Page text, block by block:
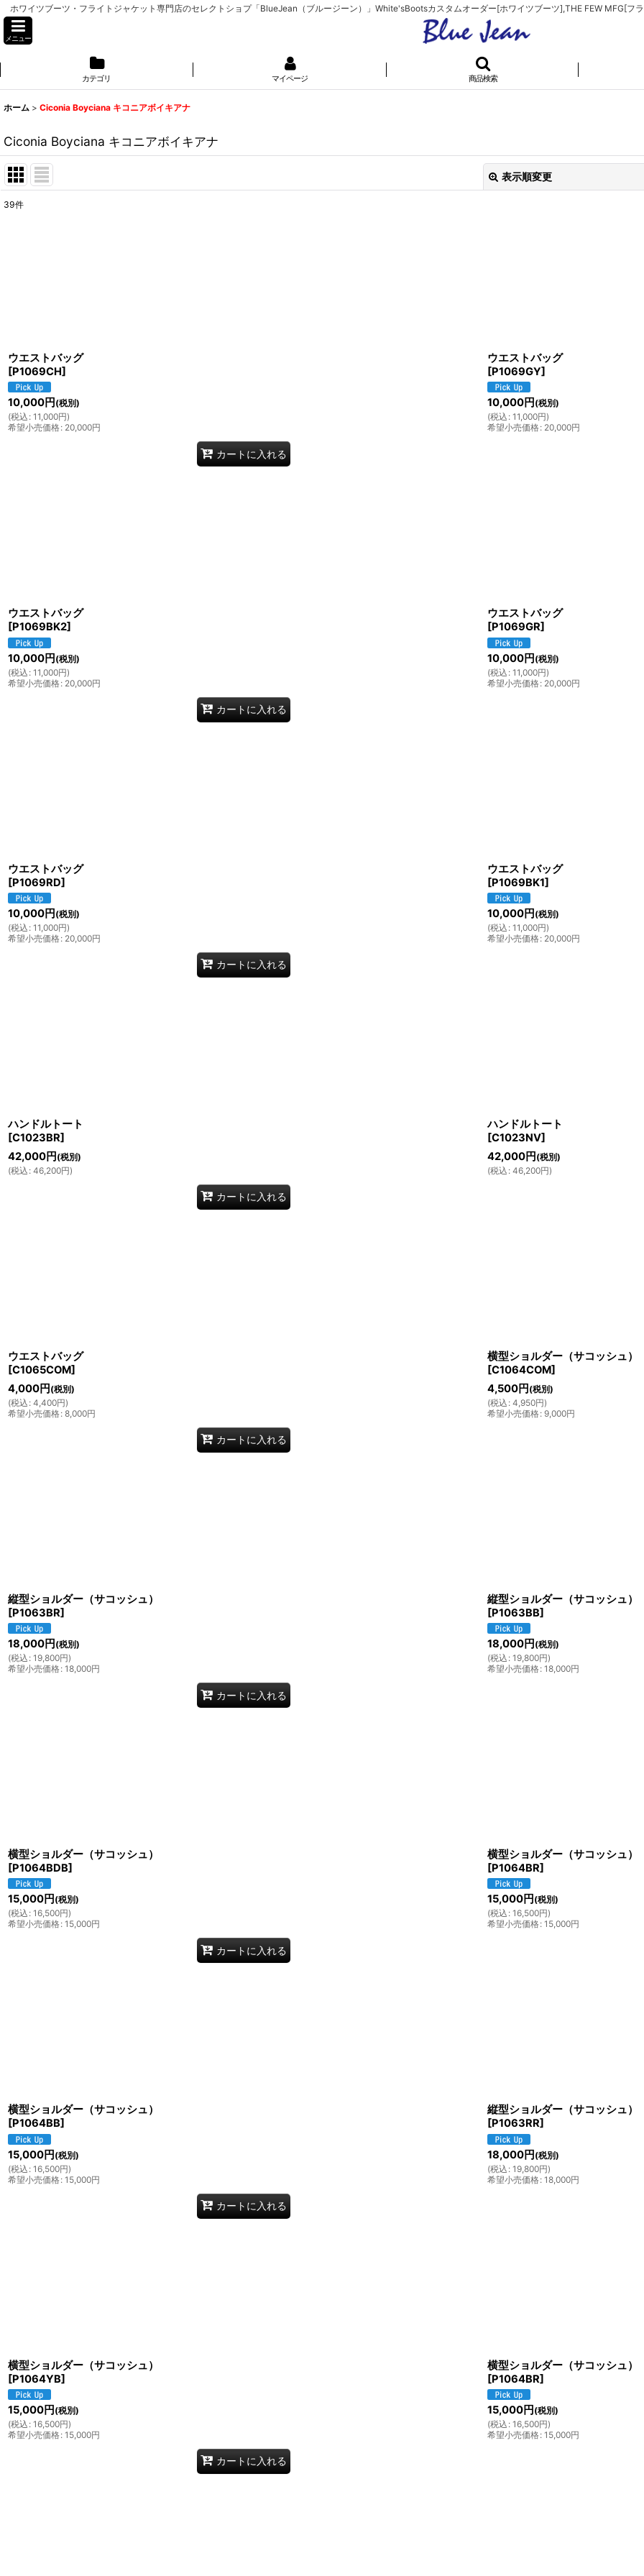
ホワイツブーツ・フライトジャケット専門店のセレクトショプ「BlueJean（ブルージーン）」White'sBootsカスタムオーダー[ホワイツブーツ],THE FEW MFG[フ
メニュー
カテゴリ マイページ 商品検索
ホーム > Ciconia Boyciana キコニアボイキアナ
Ciconia Boyciana キコニアボイキアナ
表示順変更
39件
ウエストバッグ
[P1069CH]
10,000円 (税別)
(税込 : 11,000円)
希望小売価格: 20,000円
カートに入れる
ウエストバッグ
[P1069GY]
10,000円 (税別)
(税込 : 11,000円)
希望小売価格: 20,000円
ウエストバッグ
[P1069BK2]
10,000円 (税別)
(税込 : 11,000円)
希望小売価格: 20,000円
カートに入れる
ウエストバッグ
[P1069GR]
10,000円 (税別)
(税込 : 11,000円)
希望小売価格: 20,000円
ウエストバッグ
[P1069RD]
10,000円 (税別)
(税込 : 11,000円)
希望小売価格: 20,000円
カートに入れる
ウエストバッグ
[P1069BK1]
10,000円 (税別)
(税込 : 11,000円)
希望小売価格: 20,000円
ハンドルトート
[C1023BR]
42,000円 (税別)
(税込 : 46,200円)
カートに入れる
ハンドルトート
[C1023NV]
42,000円 (税別)
(税込 : 46,200円)
ウエストバッグ
[C1065COM]
4,000円 (税別)
(税込 : 4,400円)
希望小売価格: 8,000円
カートに入れる
横型ショルダー（サコッシュ）
[C1064COM]
4,500円 (税別)
(税込 : 4,950円)
希望小売価格: 9,000円
縦型ショルダー（サコッシュ）
[P1063BR]
18,000円 (税別)
(税込 : 19,800円)
希望小売価格: 18,000円
カートに入れる
縦型ショルダー（サコッシュ）
[P1063BB]
18,000円 (税別)
(税込 : 19,800円)
希望小売価格: 18,000円
横型ショルダー（サコッシュ）
[P1064BDB]
15,000円 (税別)
(税込 : 16,500円)
希望小売価格: 15,000円
カートに入れる
横型ショルダー（サコッシュ）
[P1064BR]
15,000円 (税別)
(税込 : 16,500円)
希望小売価格: 15,000円
横型ショルダー（サコッシュ）
[P1064BB]
15,000円 (税別)
(税込 : 16,500円)
希望小売価格: 15,000円
カートに入れる
縦型ショルダー（サコッシュ）
[P1063RR]
18,000円 (税別)
(税込 : 19,800円)
希望小売価格: 18,000円
横型ショルダー（サコッシュ）
[P1064YB]
15,000円 (税別)
(税込 : 16,500円)
希望小売価格: 15,000円
カートに入れる
横型ショルダー（サコッシュ）
[P1064BR]
15,000円 (税別)
(税込 : 16,500円)
希望小売価格: 15,000円